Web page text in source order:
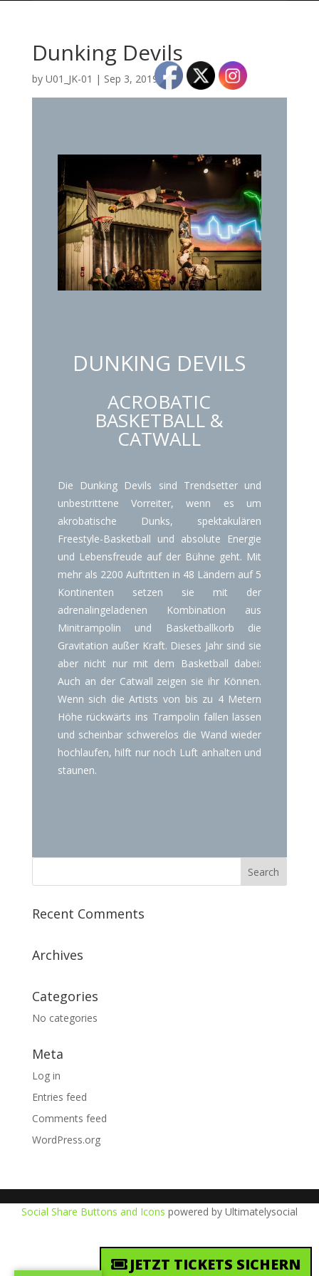
JETZT TICKETS SICHERN
Dunking Devils
by U01_JK-01 | Sep 3, 2019
DUNKING DEVILS
ACROBATIC
BASKETBALL &
CATWALL
Die Dunking Devils sind Trendsetter und
unbestrittene Vorreiter, wenn es um
akrobatische Dunks, spektakulären
Freestyle-Basketball und absolute Energie
und Lebensfreude auf der Bühne geht. Mit
mehr als 2200 Auftritten in 48 Ländern auf 5
Kontinenten setzen sie mit der
adrenalingeladenen Kombination aus
Minitrampolin und Basketballkorb die
Gravitation außer Kraft. Dieses Jahr sind sie
aber nicht nur mit dem Basketball dabei:
Auch an der Catwall zeigen sie ihr Können.
Wenn sich die Artists von bis zu 4 Metern
Höhe rückwärts ins Trampolin fallen lassen
und scheinbar schwerelos die Wand wieder
hochlaufen, hilft nur noch Luft anhalten und
staunen.
Recent Comments
Archives
Categories
No categories
Meta
Log in
Entries feed
Comments feed
WordPress.org
Social Share Buttons and Icons powered by Ultimatelysocial